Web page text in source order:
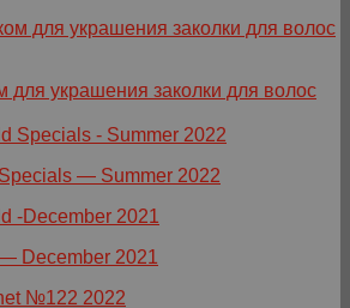
для украшения заколки для волос
— Summer 2022
December 2021